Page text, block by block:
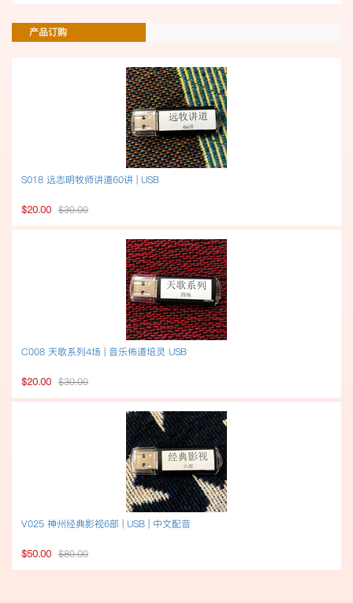
产品订购
S018 远志明牧师讲道60讲 | USB
$20.00 $30.00
C008 天歌系列4场 | 音乐佈道培灵 USB
$20.00 $30.00
V025 神州经典影视6部 | USB | 中文配音
$50.00 $80.00